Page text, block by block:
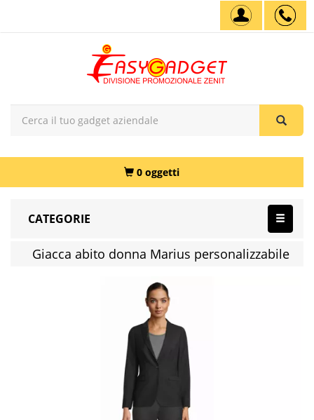
0 oggetti
CATEGORIE
Giacca abito donna Marius personalizzabile